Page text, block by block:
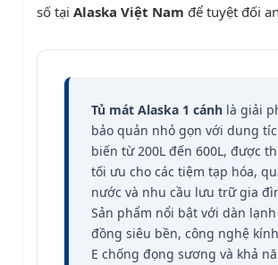
số tại Alaska Việt Nam để tuyệt đối
Tủ mát Alaska 1 cánh là giải
bảo quản nhỏ gọn với dung
biến từ 200L đến 600L, được
tối ưu cho các tiệm tạp hóa,
nước và nhu cầu lưu trữ gia
Sản phẩm nổi bật với dàn
đồng siêu bền, công nghệ
E chống đọng sương và khả